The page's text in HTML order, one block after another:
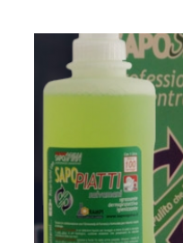
liquide, il est actif
augmente le pouvoir
SapoSTOVIGLIE
même le lave-
d’utiliser de produits
est désodorisant:
odeurs plus
Laisse un parfum
vaisselle, tout en